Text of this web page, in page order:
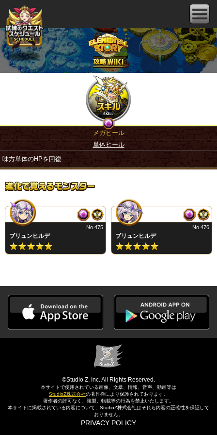
メガヒール
単体ヒール
味方単体のHPを回復
ブリュンヒルデ
No.475
ブリュンヒルデ
No.476
©Studio Z, Inc. All Rights Reserved.
本サイトで使用されている画像、文章、情報、音声、動画等は
StudioZ株式会社の著作権により保護されております。
著作者の許可なく、複製、転載等の行為を禁止いたします。
本サイトに掲載されている内容について、StudioZ株式会社はそれら内容の正確性を保証して
おりません。
PRIVACY POLICY